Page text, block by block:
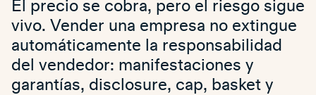
El precio se cobra, pero el riesgo sigue
vivo. Vender una empresa no extingue
automáticamente la responsabilidad
del vendedor: manifestaciones y
garantías, disclosure, cap, basket y